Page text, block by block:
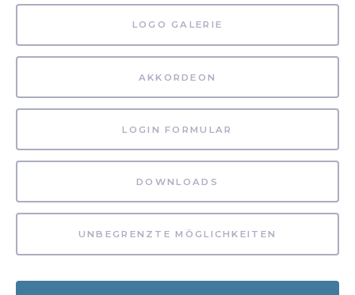
LOGO GALERIE
AKKORDEON
LOGIN FORMULAR
DOWNLOADS
UNBEGRENZTE MÖGLICHKEITEN